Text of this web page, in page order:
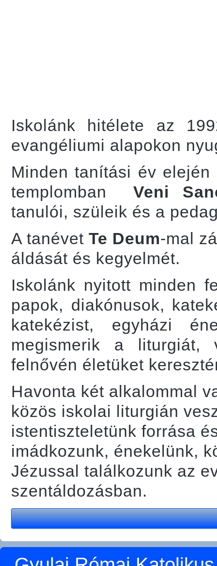
Iskolánk hitélete az
evangéliumi alapokon
Minden tanítási év
templombanVeni
tanulói, szüleik és a
A tanévet Te Deum-mal
áldását és kegyelmét.
Iskolánk nyitott minden
papok, diakónusok,
katekézist, egyházi
megismerik a liturgiát,
felnővén életüket
Havonta két alkalommal
közös iskolai liturgián
istentiszteletünk forrása
imádkozunk, énekelünk,
Jézussal találkozunk az
szentáldozásban.